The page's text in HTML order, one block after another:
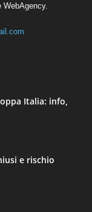
WebAgency.
Italia: info,
e rischio